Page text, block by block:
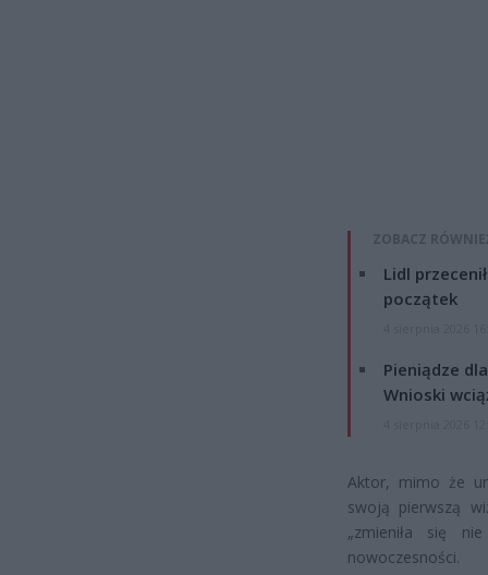
ZOBACZ
Lidl
początek
Pieniądze
Wnioski
Aktor, mimo że
swoją pierwszą
„zmieniła się
nowoczesności.